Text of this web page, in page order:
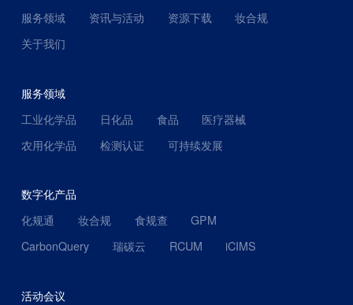
服务领域
资讯与活动 资源下载
妆合规
关于我们
服务领域
工业化学品
日化品 食品
医疗器械
农用化学品
检测认证 可持续发展
数字化产品
化规通
妆合规 食规查
GPM
CarbonQuery
瑞碳云 RCUM iCIMS
活动会议